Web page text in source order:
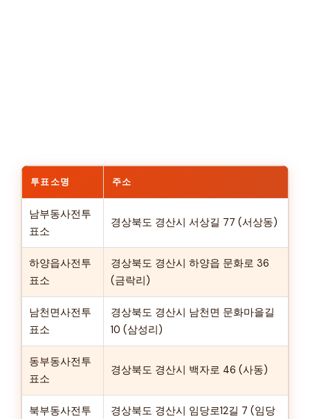
투표소명 주소
남부동사전투
표소
경상북도 경산시 서상길 77 (서상동)
하양읍사전투
표소
경상북도 경산시 하양읍 문화로 36
(금락리)
남천면사전투
표소
경상북도 경산시 남천면 문화마을길
10 (삼성리)
동부동사전투
표소
경상북도 경산시 백자로 46 (사동)
북부동사전투
경상북도 경산시 임당로12길 7 (임당